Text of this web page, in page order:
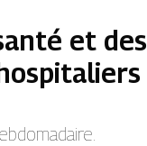
et des